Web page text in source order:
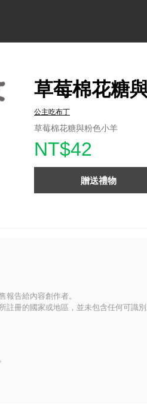
草莓棉花糖
公主吃布丁
草莓棉花糖與粉色小羊
NT$42
贈送禮物
報告給內容創作者。
註冊的國家或地區，並未包含任何可識別